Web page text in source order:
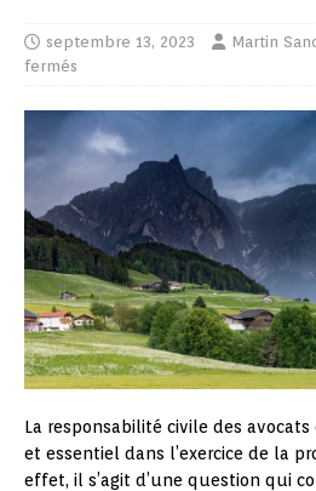
septembre 13, 2023 Martin
fermés
La responsabilité civile des
et essentiel dans l’exercice de la
effet, il s’agit d’une question qui